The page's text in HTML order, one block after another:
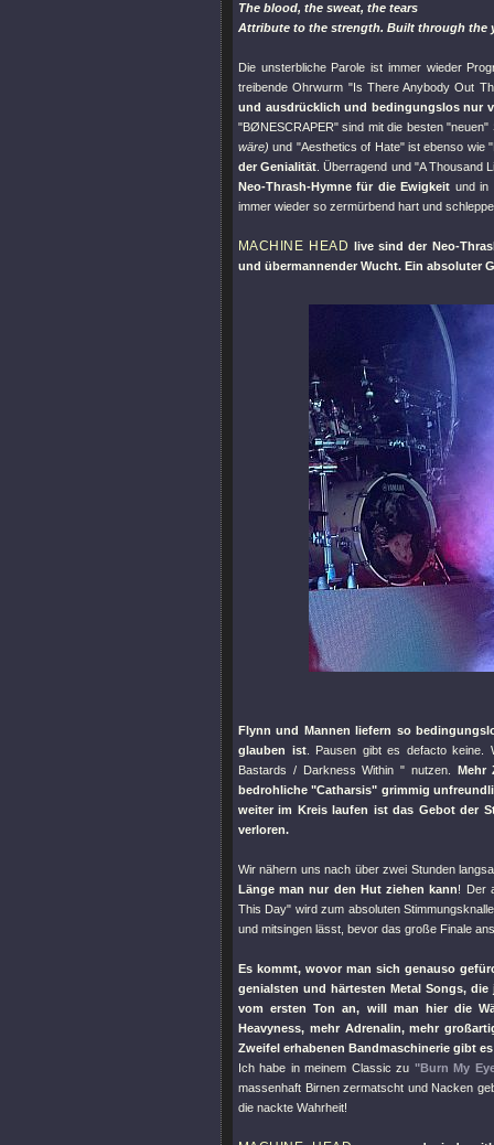
The blood, the sweat, the tears
Attribute to the strength. Built through the
Die unsterbliche Parole ist immer wieder
treibende Ohrwurm "Is There Anybody Out
und ausdrücklich und bedingungslos nur
"BØNESCRAPER" sind mit die besten"neuen"
wäre) und "Aesthetics of Hate"ist ebenso wie
der Genialität . Überragend und "A Thousand
Neo-Thrash-Hymne für die Ewigkeit und in
immer wieder so zermürbend hart und
MACHINE HEAD live sind der Neo-
und übermannender Wucht. Ein absoluter
Flynn und Mannen liefern so
glauben ist. Pausen gibt es defacto keine.
Bastards / Darkness Within " nutzen. Mehr
bedrohliche"Catharsis" grimmig
weiter im Kreis laufen ist das Gebot der
verloren.
Wir nähern uns nach über zwei Stunden
Länge man nur den Hut ziehen kann! Der
This Day" wird zum absoluten
und mitsingen lässt, bevor das große Finale
Es kommt, wovor man sich genauso
genialsten und härtesten Metal Songs,
vom ersten Ton an, will man hier die
Heavyness, mehr Adrenalin, mehr
Zweifel erhabenen Bandmaschinerie gibt
Ich habe in meinem Classic zu "Burn My
massenhaft Birnen zermatscht und Nacken
die nackte Wahrheit!